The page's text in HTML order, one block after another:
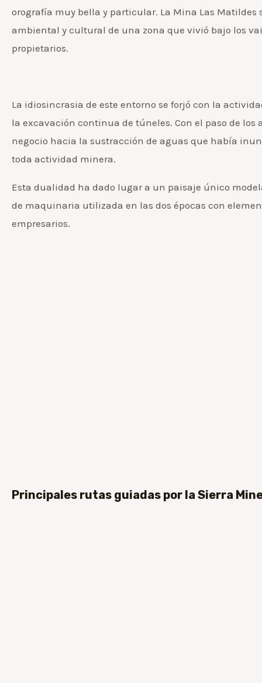
orografía muy bella y particular. La Mina Las
ambiental y cultural de una zona que vivió bajo los
propietarios.
La idiosincrasia de este entorno se forjó con la
la excavación continua de túneles. Con el paso de
negocio hacia la sustracción de aguas que había
toda actividad minera.
Esta dualidad ha dado lugar a un paisaje único
de maquinaria utilizada en las dos épocas con
empresarios.
Principales rutas guiadas por la Sierra